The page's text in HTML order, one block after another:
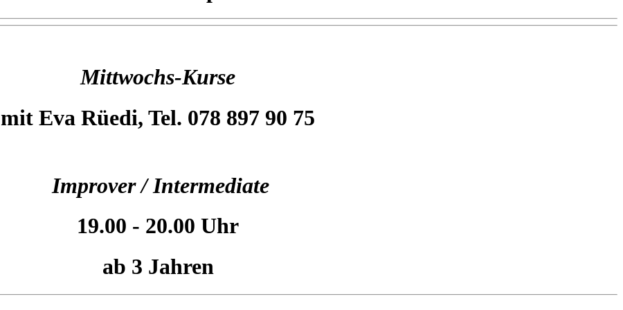
Mittwochs-Kurse
mit Eva Rüedi, Tel. 078 897 90 75
Improver / Intermediate
19.00 - 20.00 Uhr
ab 3 Jahren